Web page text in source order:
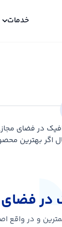
خدمات
در فضای
اگر بهترین
در
و در واقع